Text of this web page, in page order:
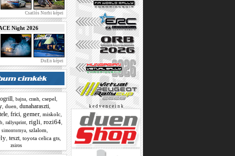
Csatlós Norbi képei
Night 2026
DuEn képei
bajna, crash, csepel
duen dunaharaszti
frici gemer, miskolc
rallysprint rigli rozi64
simontornya, szlalom
, teszt, toyota celica gts,
zsiros
k e d v e n c e i n k